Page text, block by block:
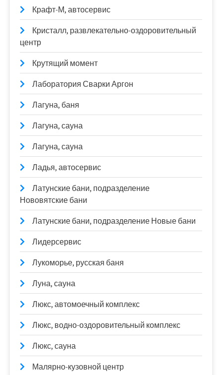
Крафт-М, автосервис
Кристалл, развлекательно-оздоровительный
центр
Крутящий момент
Лаборатория Сварки Аргон
Лагуна, баня
Лагуна, сауна
Лагуна, сауна
Ладья, автосервис
Латунские бани, подразделение
Нововятские бани
Латунские бани, подразделение Новые бани
Лидерсервис
Лукоморье, русская баня
Луна, сауна
Люкс, автомоечный комплекс
Люкс, водно-оздоровительный комплекс
Люкс, сауна
Малярно-кузовной центр